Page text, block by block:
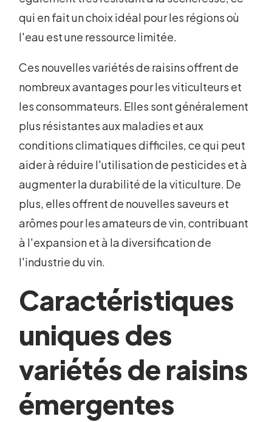
qui en fait un choix idéal pour les régions où
l'eau est une ressource limitée.
Ces nouvelles variétés de raisins offrent de
nombreux avantages pour les viticulteurs et
les consommateurs. Elles sont généralement
plus résistantes aux maladies et aux
conditions climatiques difficiles, ce qui peut
aider à réduire l'utilisation de pesticides et à
augmenter la durabilité de la viticulture. De
plus, elles offrent de nouvelles saveurs et
arômes pour les amateurs de vin, contribuant
à l'expansion et à la diversification de
l'industrie du vin.
Caractéristiques
uniques des
variétés de raisins
émergentes